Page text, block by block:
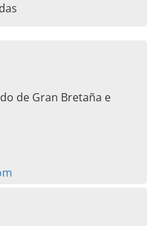
de Gran Bretaña e